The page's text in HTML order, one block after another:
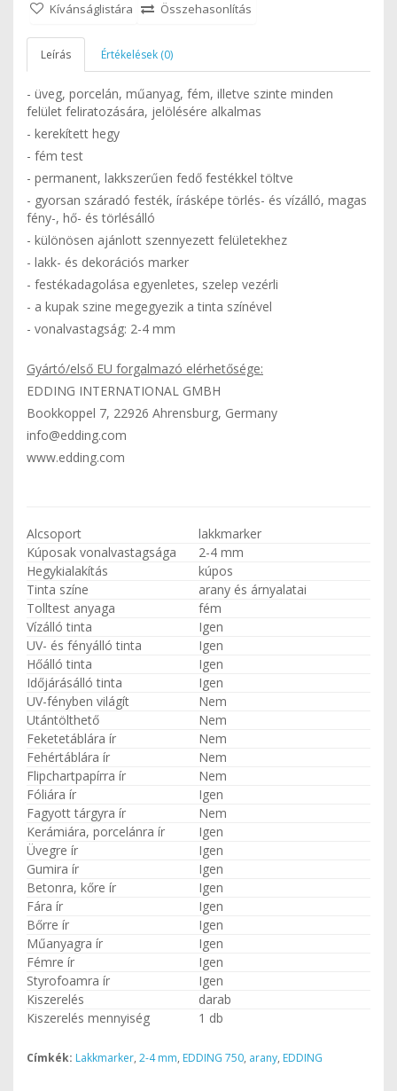
Kívánságlistára Összehasonlítás
Leírás Értékelések (0)
- üveg, porcelán, műanyag, fém, illetve szinte minden
felület feliratozására, jelölésére alkalmas
- kerekített hegy
- fém test
- permanent, lakkszerűen fedő festékkel töltve
- gyorsan száradó festék, írásképe törlés- és vízálló, magas
fény-, hő- és törlésálló
- különösen ajánlott szennyezett felületekhez
- lakk- és dekorációs marker
- festékadagolása egyenletes, szelep vezérli
- a kupak szine megegyezik a tinta színével
- vonalvastagság: 2-4 mm
Gyártó/első EU forgalmazó elérhetősége:
EDDING INTERNATIONAL GMBH
Bookkoppel 7, 22926 Ahrensburg, Germany
info@edding.com
www.edding.com
Alcsoport
lakkmarker
Kúposak vonalvastagsága
2-4 mm
Hegykialakítás
kúpos
Tinta színe
arany és árnyalatai
Tolltest anyaga
fém
Vízálló tinta
Igen
UV- és fényálló tinta
Igen
Hőálló tinta
Igen
Időjárásálló tinta
Igen
UV-fényben világít
Nem
Utántölthető
Nem
Feketetáblára ír
Nem
Fehértáblára ír
Nem
Flipchartpapírra ír
Nem
Fóliára ír
Igen
Fagyott tárgyra ír
Nem
Kerámiára, porcelánra ír
Igen
Üvegre ír
Igen
Gumira ír
Igen
Betonra, kőre ír
Igen
Fára ír
Igen
Bőrre ír
Igen
Műanyagra ír
Igen
Fémre ír
Igen
Styrofoamra ír
Igen
Kiszerelés
darab
Kiszerelés mennyiség
1 db
Címkék: Lakkmarker, 2-4 mm, EDDING 750, arany, EDDING